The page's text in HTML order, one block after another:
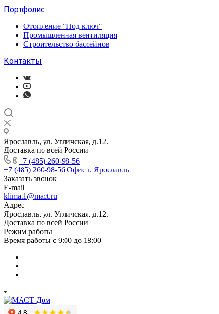
Портфолио
Отопление "Под ключ"
Промышленная вентиляция
Строительство бассейнов
Контакты
Ярославль, ул. Угличская, д.12.
Доставка по всей России
+7 (485) 260-98-56
+7 (485) 260-98-56 Офис г. Ярославль
Заказать звонок
E-mail
klimat1@mact.ru
Адрес
Ярославль, ул. Угличская, д.12.
Доставка по всей России
Режим работы
Время работы с 9:00 до 18:00